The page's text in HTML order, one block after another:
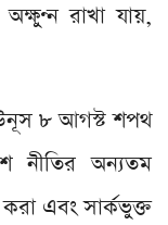
অক্ষুণ্ন রাখা যায়,
৮ আগস্ট শপথ
নীতির অন্যতম
এবং সার্কভুক্ত